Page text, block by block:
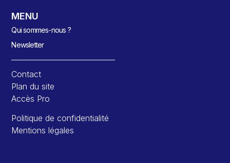
MENU
Qui sommes-nous ?
Newsletter
Contact
Plan du site
Accès Pro
Politique de confidentialité
Mentions légales